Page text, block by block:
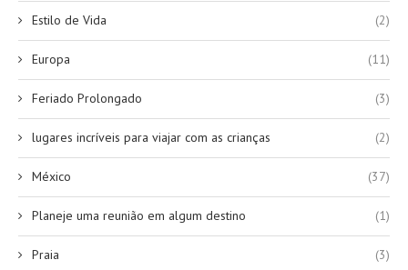
Estilo de Vida (2)
Europa (11)
Feriado Prolongado (3)
lugares incríveis para viajar com as crianças (2)
México (37)
Planeje uma reunião em algum destino (1)
Praia (3)